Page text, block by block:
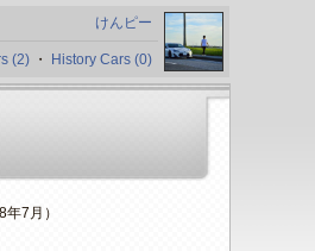
けんピー
(2) ・ History Cars (0)
7月）